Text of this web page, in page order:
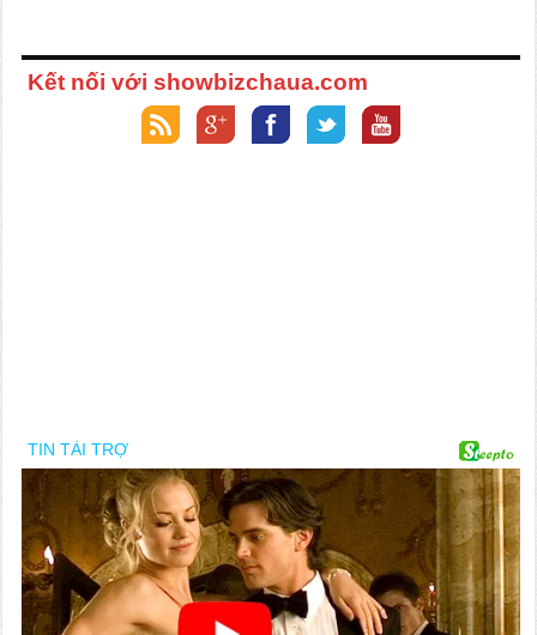
Kết nối với showbizchaua.com